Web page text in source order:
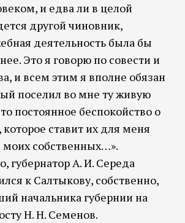
и едва ли в целой
другой чиновник,
деятельность была бы
Это я говорю по совести и
и всем этим я вполне обязан
поселил во мне ту живую
постоянное беспокойство о
ставит их для меня
собственных…».
губернатор А. И. Середа
к Салтыкову, собственно,
начальника губернии на
Н. Н. Семенов.